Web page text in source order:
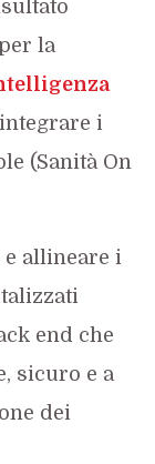
la
i
(Sanità On
allineare i
end che
sicuro e a
dei